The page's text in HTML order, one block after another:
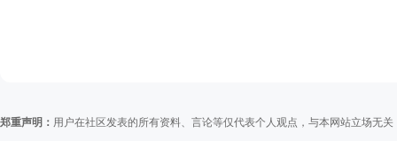
郑重声明： 用户在社区发表的所有资料、言论等仅代表个人观点，与本网站立场无